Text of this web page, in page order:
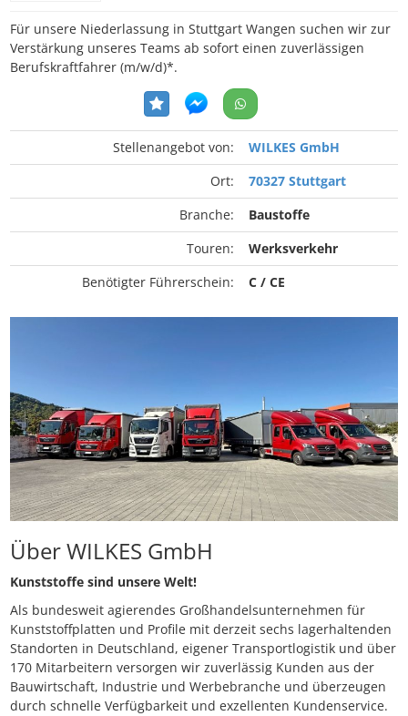
Für unsere Niederlassung in Stuttgart Wangen suchen wir zur
Verstärkung unseres Teams ab sofort einen zuverlässigen
Berufskraftfahrer (m/w/d)*.
Stellenangebot von:
WILKES GmbH
Ort:
70327 Stuttgart
Branche:
Baustoffe
Touren:
Werksverkehr
Benötigter Führerschein:
C / CE
Über WILKES GmbH
Kunststoffe sind unsere Welt!
Als bundesweit agierendes Großhandelsunternehmen für
Kunststoffplatten und Profile mit derzeit sechs lagerhaltenden
Standorten in Deutschland, eigener Transportlogistik und über
170 Mitarbeitern versorgen wir zuverlässig Kunden aus der
Bauwirtschaft, Industrie und Werbebranche und überzeugen
durch schnelle Verfügbarkeit und exzellenten Kundenservice.